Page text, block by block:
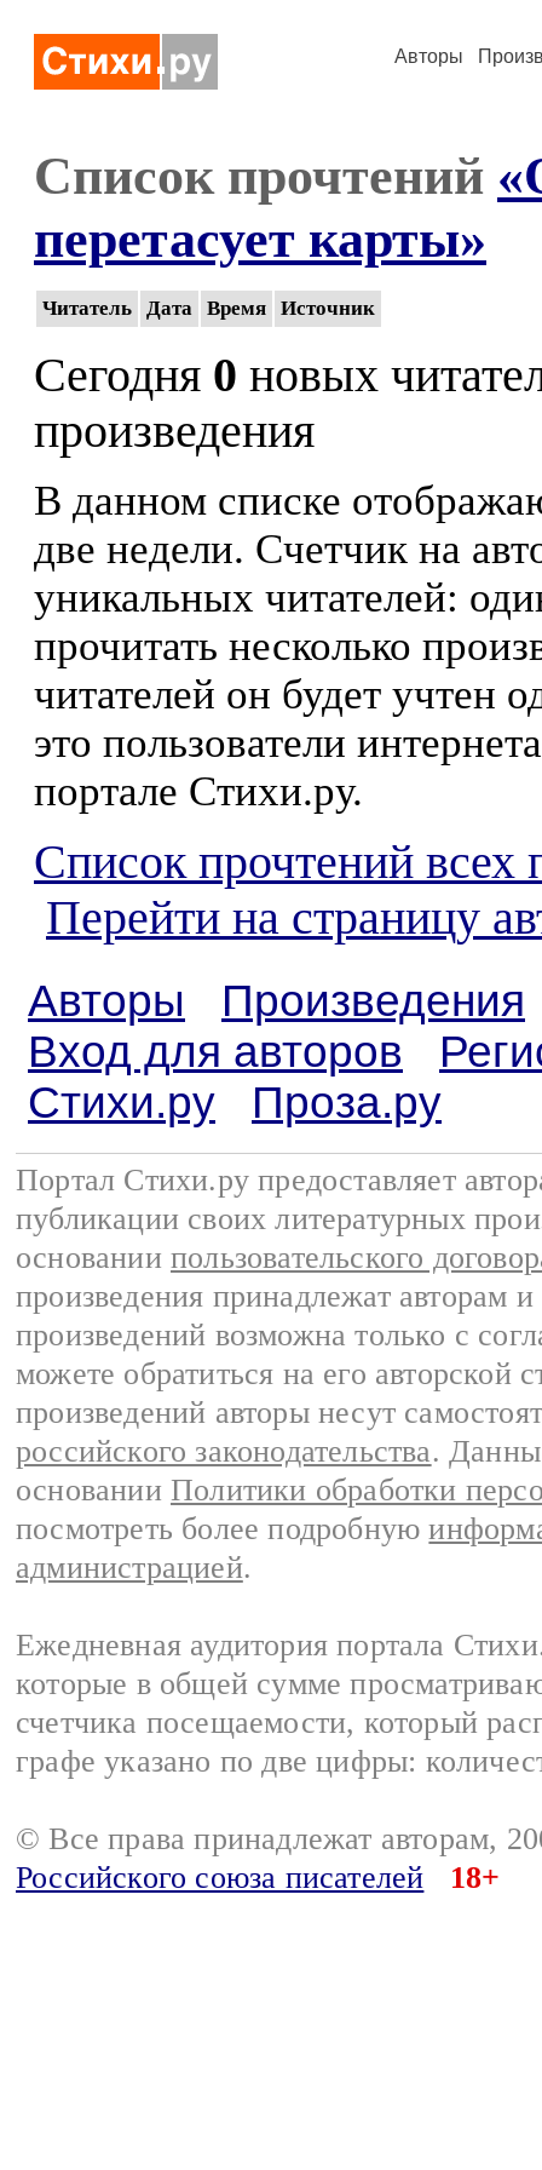
Авторы
Список прочтений
перетасует карты»
Читатель Дата Время Источник
Сегодня 0 новых
произведения
В данном списке
две недели. Счетчик на
уникальных читателей:
прочитать несколько
читателей он будет учтен
это пользователи
портале Стихи.ру.
Список прочтений всех
Перейти на страницу
Авторы
Произведения
Вход для авторов
Стихи.ру
Проза.ру
Портал Стихи.ру предоставляет
публикации своих литературных
основании пользовательского
произведения принадлежат авторам
произведений возможна только с
можете обратиться на его авторской
произведений авторы несут
российского законодательства.
основании Политики обработки
посмотреть более подробную
администрацией.
Ежедневная аудитория портала
которые в общей сумме
счетчика посещаемости, который
графе указано по две цифры:
© Все права принадлежат авторам,
Российского союза писателей
18+